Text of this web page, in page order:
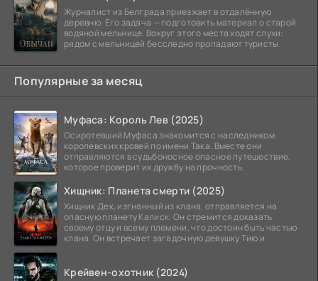
Журналист из Белграда приезжает в отдалённую
деревню. Его задача — подготовить материал о старой
водяной мельнице. Вокруг этого места ходят слухи:
рядом с мельницей бесследно пропадают туристы.
Популярные за месяц
Муфаса: Король Лев (2025)
Осиротевший Муфаса знакомится с наследником
королевских кровей по имени Така. Вместе они
отправляются в судьбоносное опасное путешествие,
которое проверит их дружбу на прочность.
Хищник: Планета смерти (2025)
Хищник Дек, изгнанный из клана, отправляется на
опасную планету Калиск. Он стремится доказать
своему отцу и всему племени, что достоин быть частью
клана. Он встречает загадочную девушку Тию и
Крейвен-охотник (2024)